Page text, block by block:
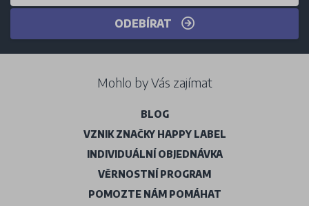
ODEBÍRAT
Mohlo by Vás zajímat
BLOG
VZNIK ZNAČKY HAPPY LABEL
INDIVIDUÁLNÍ OBJEDNÁVKA
VĚRNOSTNÍ PROGRAM
POMOZTE NÁM POMÁHAT